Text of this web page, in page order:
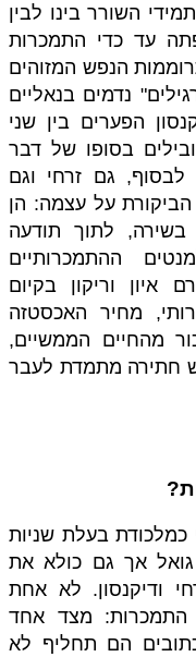
השורר בינו לבין
עד כדי התמכרות
הנפש המזוהים
נדמים בנאליים
הפערים בין שני
בסופו של דבר
לבסוף, גם זרחי וגם
על עצמה: הן
בשירה, לתוך תודעה
ההתמכרותיים
וריקון בקיום
מחיר האכסטזה
מהחיים הממשיים,
יש חתירה מתמדת לעבר
כמלכודת בעלת שניות
אך גם כולא את
ודיקנסון. לא אחת
התמכרות: מצד אחד
הם תחליף לא